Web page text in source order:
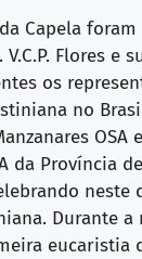
Capela foram
V.C.P. Flores e
os
no
OSA
da Província
neste
Durante
eucaristia